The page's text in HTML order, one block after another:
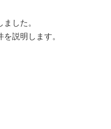
した。
説明します。